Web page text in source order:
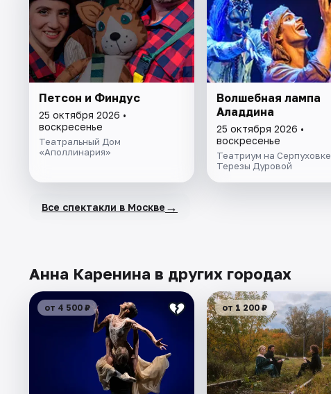
Петсон и Финдус
25 октября 2026 •
воскресенье
Театральный Дом
«Аполлинария»
Волшебная лампа
Аладдина
25 октября 2026 •
воскресенье
Театриум на Серпуховке
Терезы Дуровой
Все спектакли в Москве →
Анна Каренина в других городах
от 4 500 ₽ от 1 200 ₽